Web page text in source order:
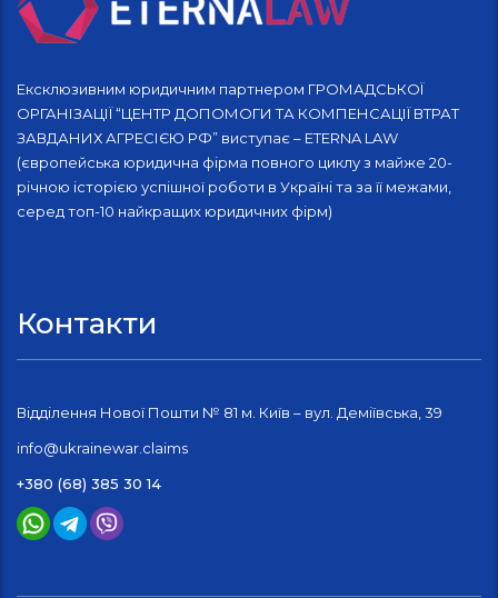
Ексклюзивним юридичним партнером ГРОМАДСЬКОЇ
ОРГАНІЗАЦІЇ “ЦЕНТР ДОПОМОГИ ТА КОМПЕНСАЦІЇ ВТРАТ
ЗАВДАНИХ АГРЕСІЄЮ РФ” виступає – ETERNA LAW
(європейська юридична фірма повного циклу з майже 20-
річною історією успішної роботи в Україні та за її межами,
серед топ-10 найкращих юридичних фірм)
Контакти
Відділення Нової Пошти № 81 м. Київ – вул. Деміївська, 39
info@ukrainewar.claims
+380 (68) 385 30 14